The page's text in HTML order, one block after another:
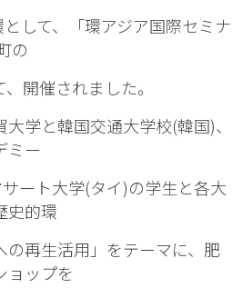
して、「環アジア国際セミナ
の
開催されました。
学と韓国交通大学校(韓国)、
ミー
ート大学(タイ)の学生と各大
史的環
再生活用」をテーマに、肥
ョップを